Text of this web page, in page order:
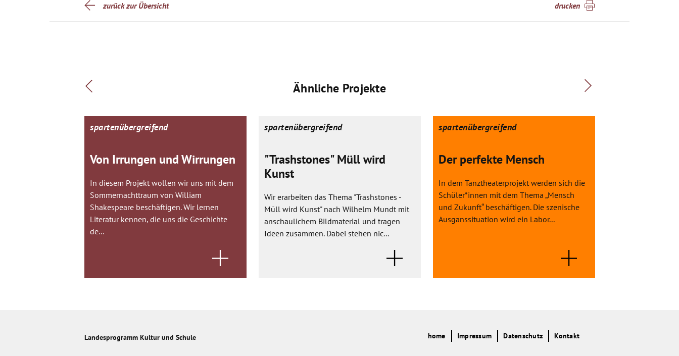
zurück zur Übersicht drucken
Ähnliche Projekte
spartenübergreifend
Von Irrungen und Wirrungen
In diesem Projekt wollen wir uns mit dem
Sommernachttraum von William
Shakespeare beschäftigen. Wir lernen
Literatur kennen, die uns die Geschichte
de...
spartenübergreifend
"Trashstones" Müll wird
Kunst
Wir erarbeiten das Thema "Trashstones -
Müll wird Kunst" nach Wilhelm Mundt mit
anschaulichem Bildmaterial und tragen
Ideen zusammen. Dabei stehen nic...
spartenübergreifend
Der perfekte Mensch
In dem Tanztheaterprojekt werden sich die
Schüler*innen mit dem Thema „Mensch
und Zukunft“ beschäftigen. Die szenische
Ausganssituation wird ein Labor...
Landesprogramm Kultur und Schule home Impressum Datenschutz Kontakt